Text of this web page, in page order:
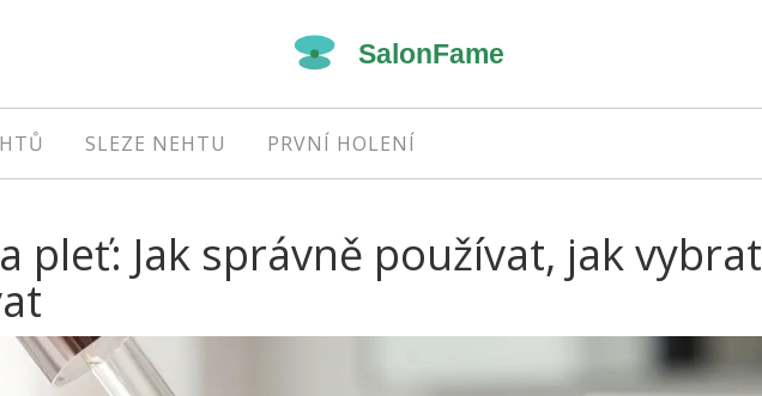
SLEZE NEHTU PRVNÍ HOLENÍ
pleť: Jak správně používat, jak vybrat